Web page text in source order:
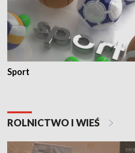
Sport
ROLNICTWO I WIEŚ